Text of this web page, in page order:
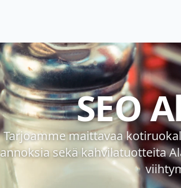
SEO
Tarjoamme maittavaa
annoksia sekä kahvilatuotteita